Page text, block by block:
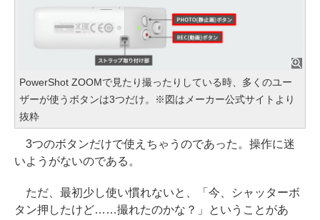
PowerShot ZOOMで見たり撮ったりしている時、多くのユー
ザーが使うボタンは3つだけ。※図はメーカー公式サイトより
抜粋
3つのボタンだけで使えちゃうのであった。操作に迷
いようがないのである。
ただ、最初少し使い慣れないと、「今、シャッターボ
タン押したけど……撮れたのかな？」ということがあ